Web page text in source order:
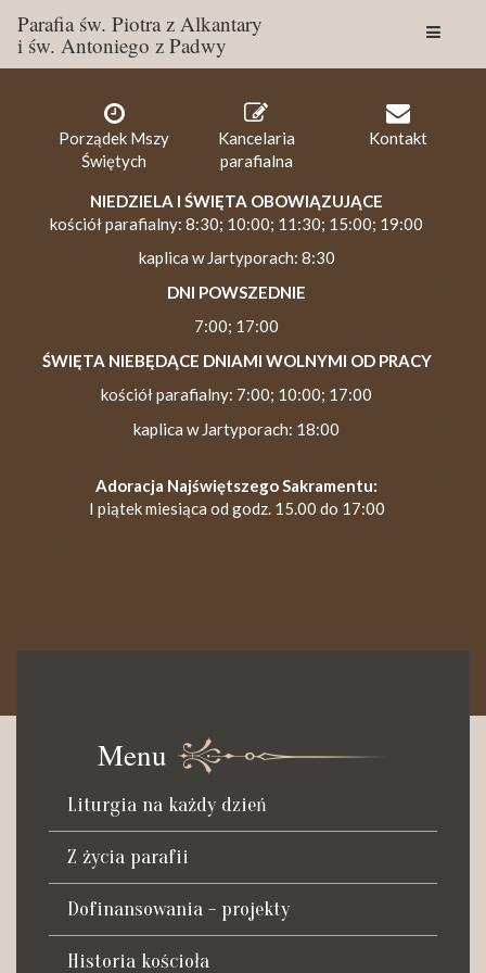
Parafia św. Piotra z Alkantary
i św. Antoniego z Padwy
Porządek Mszy
Świętych
Kancelaria
parafialna
Kontakt
NIEDZIELA I ŚWIĘTA OBOWIĄZUJĄCE
kościół parafialny: 8:30; 10:00; 11:30; 15:00; 19:00
kaplica w Jartyporach: 8:30
DNI POWSZEDNIE
7:00; 17:00
ŚWIĘTA NIEBĘDĄCE DNIAMI WOLNYMI OD PRACY
kościół parafialny: 7:00; 10:00; 17:00
kaplica w Jartyporach: 18:00
Adoracja Najświętszego Sakramentu:
I piątek miesiąca od godz. 15.00 do 17:00
Czynna od poniedziałku do soboty do godz. 8.30 oraz po Mszy
św. wieczornej do godz. 18.00.
Telefon dyżurny: +48 665 034 305
Zwiedzanie kościoła i ekspozycji muzealnej:
kustosz-przewodnik
Roman Postek + 48 667 684 406
Parafia św. Piotra z Alkantary
i św. Antoniego z Padwy
Menu
Liturgia na każdy dzień
Z życia parafii
Dofinansowania - projekty
Historia kościoła